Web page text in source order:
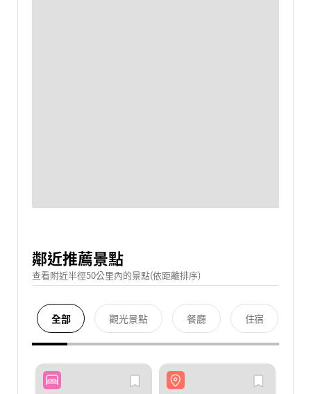
鄰近推薦景點
查看附近半徑50公里內的景點(依距離排序)
全部 觀光景點 餐廳 住宿